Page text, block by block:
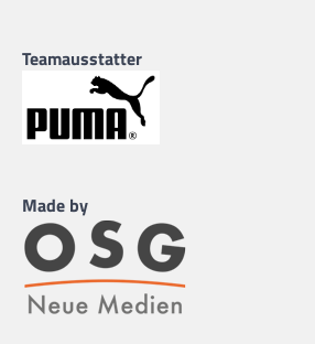
Teamausstatter
Made by